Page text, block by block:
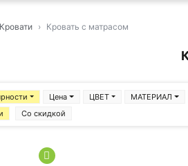
Кровати Кровать с матрасом
Цена
Со скидкой
ЦВЕТ МАТЕРИАЛ